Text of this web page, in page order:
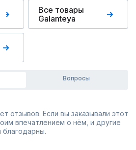
Все товары
Galanteya
Вопросы
отзывов. Если вы заказывали этот
впечатлением о нём, и другие
благодарны.